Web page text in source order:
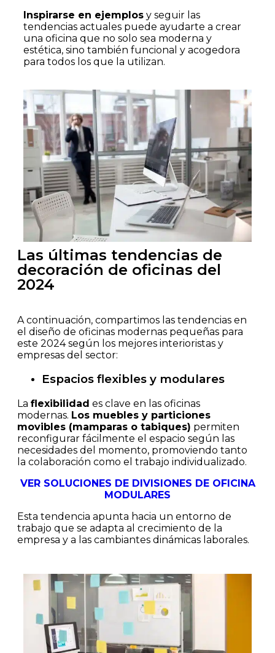
Inspirarse en ejemplos y seguir las
tendencias actuales puede ayudarte a crear
una oficina que no solo sea moderna y
estética, sino también funcional y acogedora
para todos los que la utilizan.
Las últimas tendencias de
decoración de oficinas del
2024
A continuación, compartimos las tendencias en
el diseño de oficinas modernas pequeñas para
este 2024 según los mejores interioristas y
empresas del sector:
Espacios flexibles y modulares
La flexibilidad es clave en las oficinas
modernas. Los muebles y particiones
movibles (mamparas o tabiques) permiten
reconfigurar fácilmente el espacio según las
necesidades del momento, promoviendo tanto
la colaboración como el trabajo individualizado.
VER SOLUCIONES DE DIVISIONES DE OFICINA
MODULARES
Esta tendencia apunta hacia un entorno de
trabajo que se adapta al crecimiento de la
empresa y a las cambiantes dinámicas laborales​.